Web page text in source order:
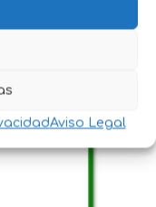
Aviso Legal